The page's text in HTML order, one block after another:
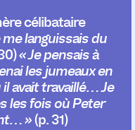
célibataire
me languissais du
« Je pensais à
les jumeaux en
avait travaillé… Je
les fois où Peter
»(p.31)